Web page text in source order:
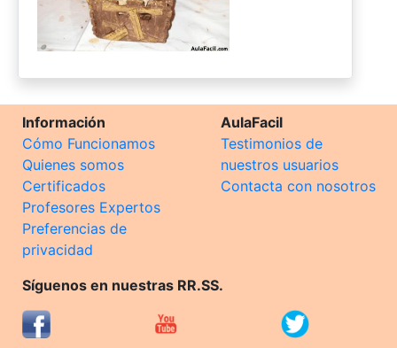
Información
Cómo Funcionamos
Quienes somos
Certificados
Profesores Expertos
Preferencias de
privacidad
AulaFacil
Testimonios de
nuestros usuarios
Contacta con nosotros
Síguenos en nuestras RR.SS.